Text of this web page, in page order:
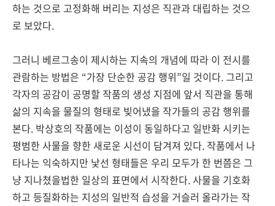
하는 것으로 고정화해 버리는 지성은 직관과 대립하는 것으
로 보았다.
그러니 베르그송이 제시하는 지속의 개념에 따라 이 전시를
관람하는 방법은 “가장 단순한 공감 행위”일 것이다. 그리고
각자의 공감이 공명할 작품의 생성 지점에 앞서 직관을 통해
삶의 지속을 물질의 형태로 빚어냈을 작가들의 공감 행위를
본다. 박상호의 작품에는 이성이 동일하다고 일반화 시키는
평범한 사물을 향한 새로운 시선이 담겨져 있다. 작품에서 나
타나는 익숙하지만 낯선 형태들은 우리 모두가 한 번쯤은 그
냥 지나쳤을법한 일상의 표면에서 시작한다. 사물을 기호화
하고 등질화하는 지성의 일반적 습성을 거슬러 올라가는 작